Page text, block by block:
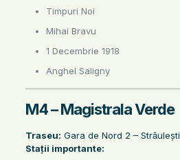
Timpuri Noi
Mihai Bravu
1 Decembrie 1918
Anghel Saligny
M4 – Magistrala Verde
Traseu: Gara de Nord 2 – Străulești
Stații importante: